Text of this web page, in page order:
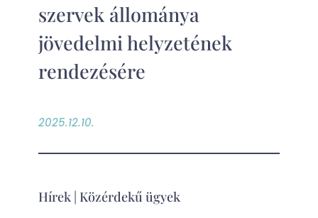
szervek állománya
jövedelmi helyzetének
rendezésére
2025.12.10.
Hírek| Közérdekű ügyek